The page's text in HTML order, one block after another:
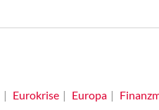
Eurokrise Europa